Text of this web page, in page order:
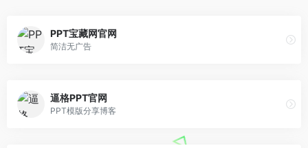
PPT宝藏网官网
简洁无广告
逼格PPT官网
PPT模版分享博客